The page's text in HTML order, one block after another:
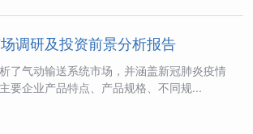
调研及投资前景分析报告
了气动输送系统市场，并涵盖新冠肺炎疫情
要企业产品特点、产品规格、不同规...